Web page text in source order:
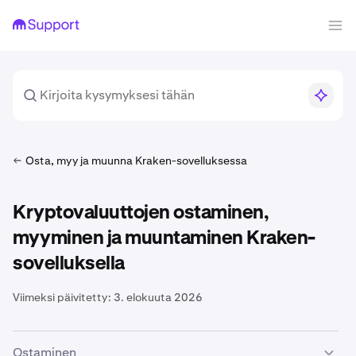
Osta, myy ja muunna Kraken-sovelluksessa
Kryptovaluuttojen ostaminen,
myyminen ja muuntaminen Kraken-
sovelluksella
Viimeksi päivitetty: 3. elokuuta 2026
Ostaminen